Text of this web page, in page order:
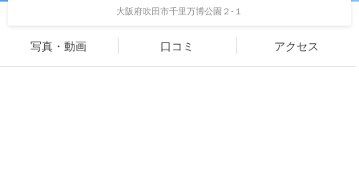
大阪府吹田市千里万博公園２-１
写真・動画 口コミ アクセス